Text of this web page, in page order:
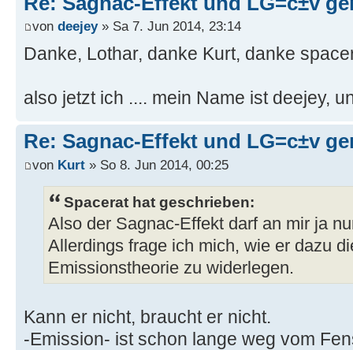
von deejey» Sa 7. Jun 2014, 23:14
Danke, Lothar, danke Kurt, danke
also jetzt ich .... mein Name ist deejey,
Re: Sagnac-Effekt und LG=c±v
von Kurt » So 8. Jun 2014, 00:25
Spacerat hat geschrieben:
Also der Sagnac-Effekt darf an mir ja
Allerdings frage ich mich, wie er dazu
Emissionstheorie zu widerlegen.
Kann er nicht, braucht er nicht.
-Emission- ist schon lange weg vom